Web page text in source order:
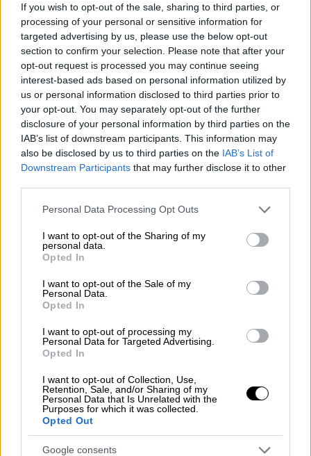
If you wish to opt-out of the sale, sharing to third parties, or
processing of your personal or sensitive information for
targeted advertising by us, please use the below opt-out
section to confirm your selection. Please note that after your
opt-out request is processed you may continue seeing
interest-based ads based on personal information utilized by
us or personal information disclosed to third parties prior to
your opt-out. You may separately opt-out of the further
disclosure of your personal information by third parties on the
IAB’s list of downstream participants. This information may
also be disclosed by us to third parties on the IAB’s List of
Downstream Participants that may further disclose it to other
Please note that this website/app uses one or more Google
not limited to your visit or usage behaviour. You may click to
grant or deny consent to Google and its third-party tags to
use your data for below specified purposes in below Google
consent section.
Personal Data Processing Opt Outs
I want to opt-out of the Sharing of my
personal data.
Opted In
I want to opt-out of the Sale of my
Personal Data.
Opted In
I want to opt-out of processing my
Personal Data for Targeted Advertising.
Opted In
I want to opt-out of Collection, Use,
Retention, Sale, and/or Sharing of my
Personal Data that Is Unrelated with the
Purposes for which it was collected.
Opted Out
Google consents
«Ο αγαπημένος μας James Van Der Beek
έφυγε ήσυχα το πρωί. Αντιμετώπισε
τις τελευταίες του ημέρες με θάρρος και
πίστη»
Αθλητισμός| 11.02.2026 22:26
ΠΑΟΚ - Παναθηναϊκός 2-0: Πανηγυρική,
κυριαρχική και πανάξια πρόκριση του
Δικέφαλου στον τελικό!
Ο ΠΑΟΚ κυριάρχησε ολοκληρωτικά στο
ζευγάρι με τον Παναθηναϊκό και θα παίξει
για τον τίτλο απέναντι στον ΟΦΗ